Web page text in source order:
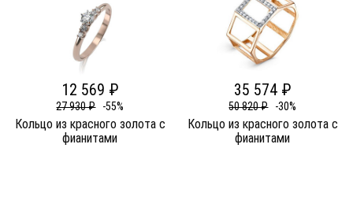
12 569 ₽
27 930 ₽ -55%
Кольцо из красного золота c
фианитами
35 574 ₽
50 820 ₽ -30%
Кольцо из красного золота c
фианитами